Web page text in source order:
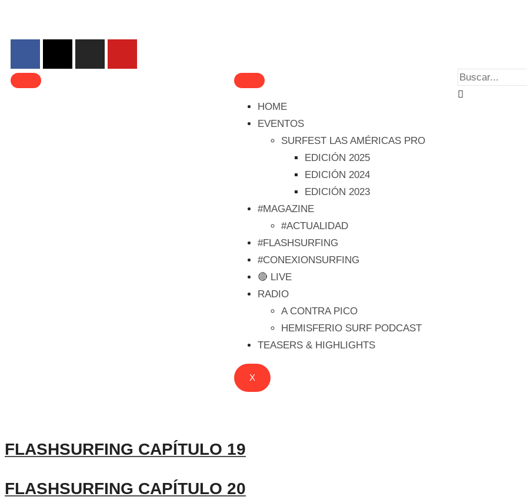
HOME
EVENTOS
SURFEST LAS AMÉRICAS PRO
EDICIÓN 2025
EDICIÓN 2024
EDICIÓN 2023
#MAGAZINE
#ACTUALIDAD
#FLASHSURFING
#CONEXIONSURFING
🔴 LIVE
RADIO
A CONTRA PICO
HEMISFERIO SURF PODCAST
TEASERS & HIGHLIGHTS
X
FLASHSURFING CAPÍTULO 19
FLASHSURFING CAPÍTULO 20